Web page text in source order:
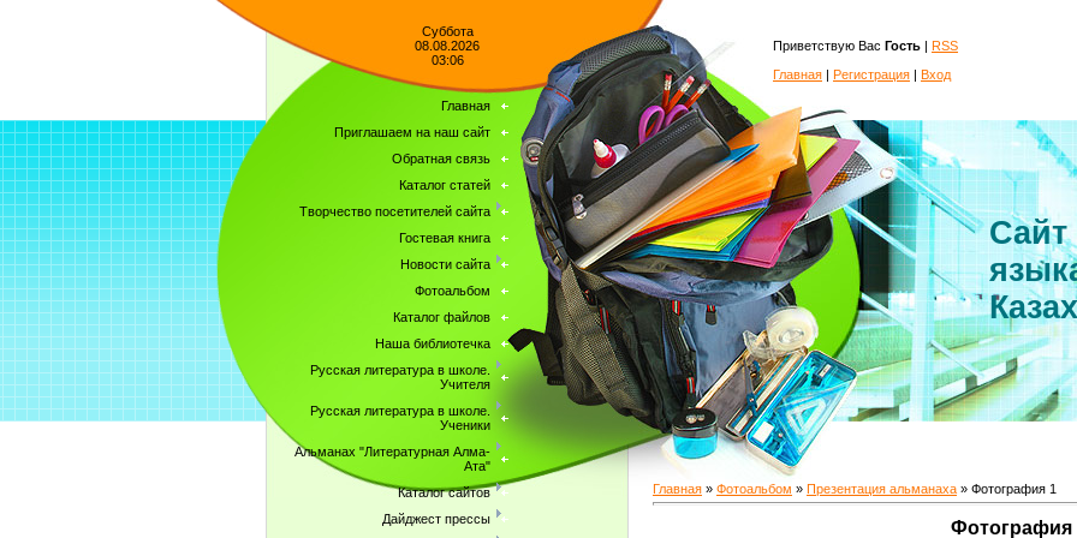
Суббота
08.08.2026
03:06
Главная
Приглашаем на наш сайт
Обратная связь
Каталог статей
Творчество посетителей сайта
Гостевая книга
Новости сайта
Фотоальбом
Каталог файлов
Наша библиотечка
Русская литература в школе.
Учителя
Русская литература в школе.
Ученики
Альманах "Литературная Алма-
Ата"
Каталог сайтов
Дайджест прессы
Приветствую Вас Гость | RSS
Главная | Регистрация | Вход
Сайт
Главная » Фотоальбом » Презентация альманаха » Фотография 1
Фотография